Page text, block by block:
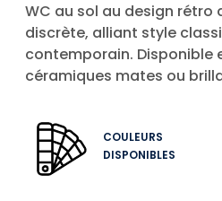
WC au sol au design rétro
discrète, alliant style
contemporain. Disponible
céramiques mates ou
COULEURS
DISPONIBLES